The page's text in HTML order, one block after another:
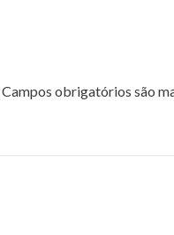
Campos obrigatórios são